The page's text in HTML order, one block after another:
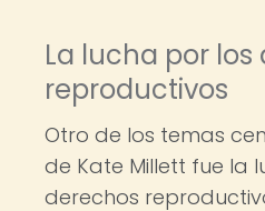
La lucha por los
reproductivos
Otro de los temas
de Kate Millett fue la
derechos